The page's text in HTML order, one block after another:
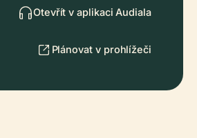
Otevřít v aplikaci Audiala
Plánovat v prohlížeči